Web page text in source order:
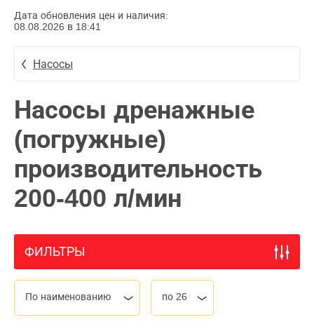
Дата обновления цен и наличия:
08.08.2026 в 18:41
Насосы
Насосы дренажные
(погружные)
производительность
200-400 л/мин
ФИЛЬТРЫ
По наименованию по 26